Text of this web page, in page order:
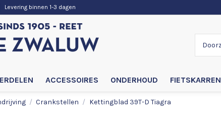
Levering binnen 1-3 dagen
ACCESSOIRES ONDERHOUD FIETSKARREN
Crankstellen Kettingblad 39T-D Tiagra